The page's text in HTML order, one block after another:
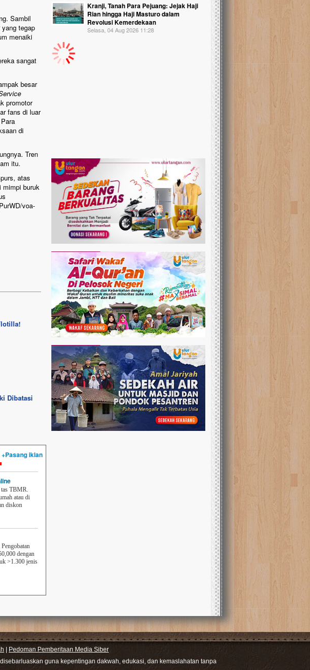
Sambil
tegap
menaiki
sangat
besar
promotor
fans di luar
di
Tren
itu.
atas
mimpi buruk
voa-
Dibatasi
+Pasang iklan
tas TBMR.
atau di
diskon
dengan
>1.300 jenis
Kranji, Tanah Para Pejuang: Jejak Haji
Rian hingga Haji Masturo dalam
Revolusi Kemerdekaan
Selasa, 04 Aug 2026 11:28
Pedoman Pemberitaan Media Siber
guna kepentingan dakwah, edukasi, dan kemaslahatan tanpa